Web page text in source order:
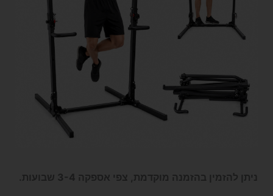
ניתן להזמין בהזמנה מוקדמת, צפי אספקה 3-4 שבועות.